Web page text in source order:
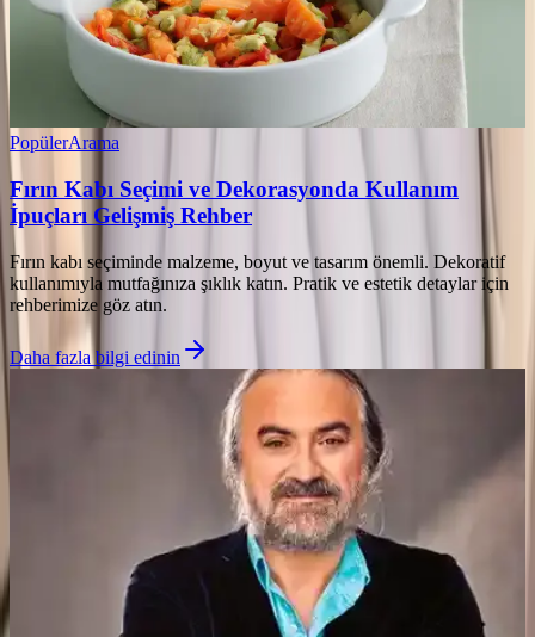
PopülerArama
Fırın Kabı Seçimi ve Dekorasyonda Kullanım
İpuçları Gelişmiş Rehber
Fırın kabı seçiminde malzeme, boyut ve tasarım önemli. Dekoratif
kullanımıyla mutfağınıza şıklık katın. Pratik ve estetik detaylar için
rehberimize göz atın.
Daha fazla bilgi edinin